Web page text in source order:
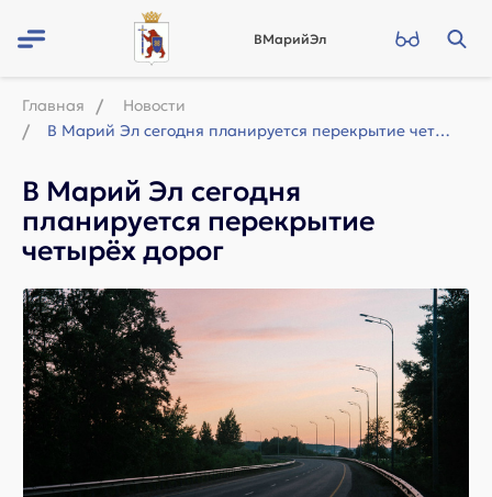
ВМарийЭл
Главная
Новости
В Марий Эл сегодня планируется перекрытие четырёх дорог
В Марий Эл сегодня
планируется перекрытие
четырёх дорог